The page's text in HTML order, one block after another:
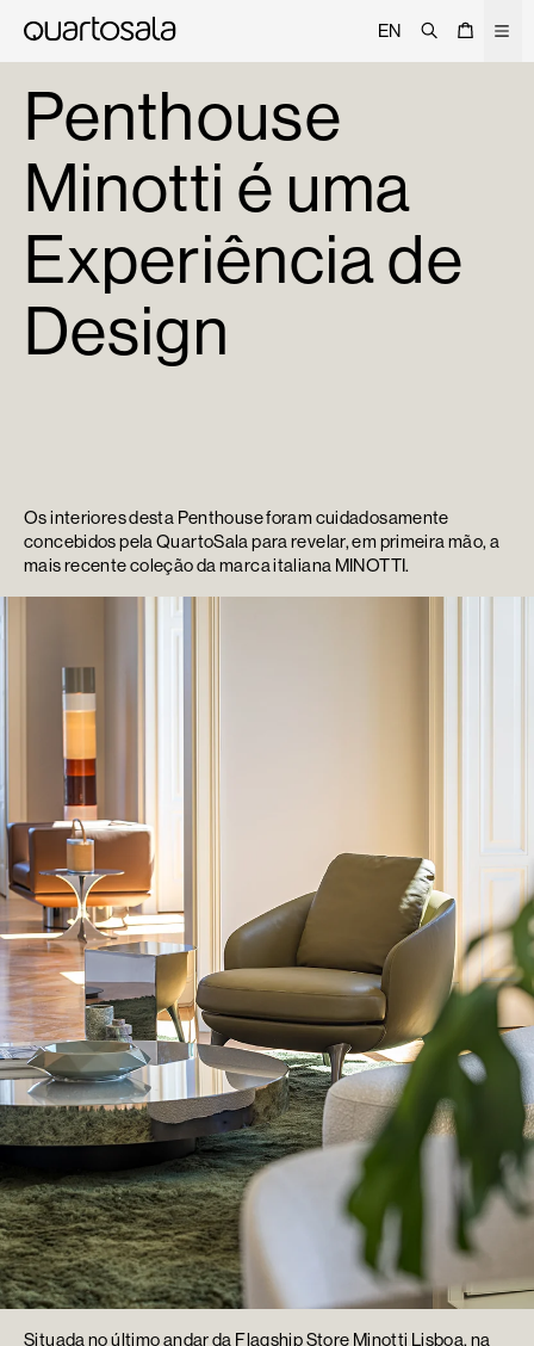
Sobre
Projetos
Trade
Signature
Curated
Editorial
Lojas
EN
Penthouse
Minotti é uma
Experiência de
Design
Os interiores desta Penthouse foram cuidadosamente
concebidos pela QuartoSala para revelar, em primeira mão, a
mais recente coleção da marca italiana MINOTTI.
Situada no último andar da Flagship Store Minotti Lisboa, na